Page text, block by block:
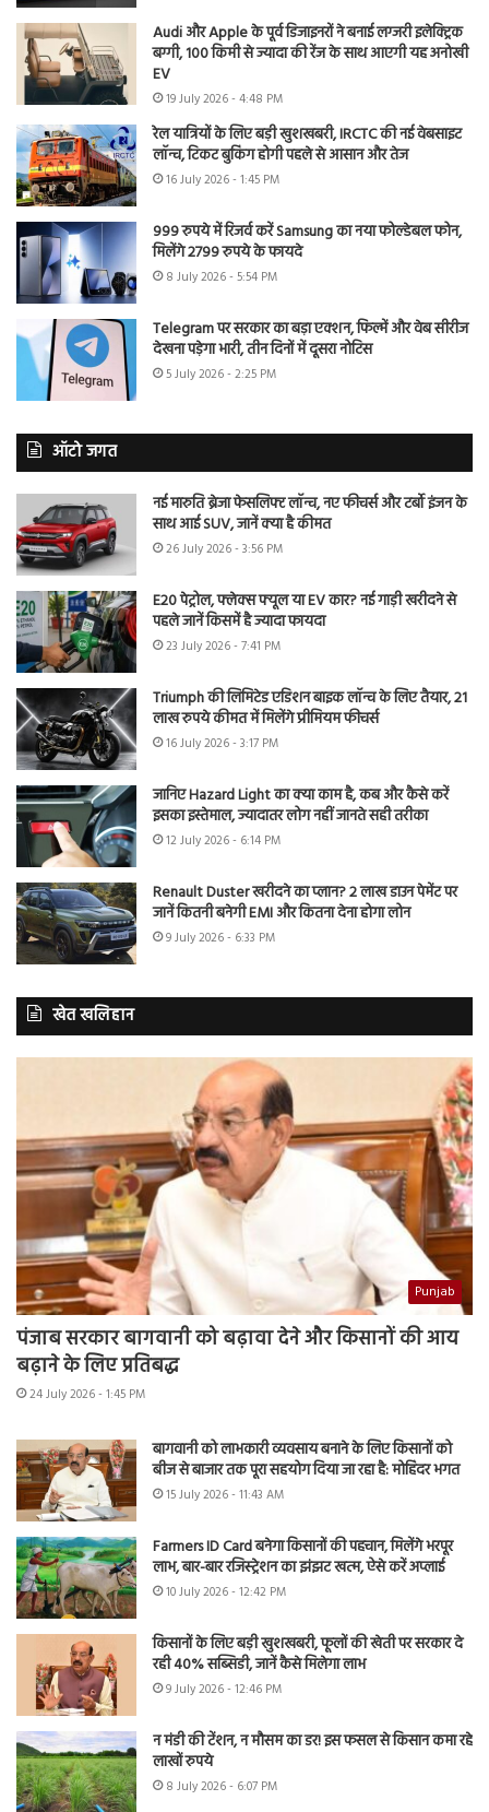
Audi और Apple के पूर्व डिजाइनरों ने बनाई लग्जरी इलेक्ट्रिक
बग्गी, 100 किमी से ज्यादा की रेंज के साथ आएगी यह अनोखी
EV
19 July 2026 - 4:48 PM
रेल यात्रियों के लिए बड़ी खुशखबरी, IRCTC की नई वेबसाइट
लॉन्च, टिकट बुकिंग होगी पहले से आसान और तेज
16 July 2026 - 1:45 PM
999 रुपये में रिजर्व करें Samsung का नया फोल्डेबल फोन,
मिलेंगे 2799 रुपये के फायदे
8 July 2026 - 5:54 PM
Telegram पर सरकार का बड़ा एक्शन, फिल्में और वेब सीरीज
देखना पड़ेगा भारी, तीन दिनों में दूसरा नोटिस
5 July 2026 - 2:25 PM
ऑटो जगत
नई मारुति ब्रेजा फेसलिफ्ट लॉन्च, नए फीचर्स और टर्बो इंजन के
साथ आई SUV, जानें क्या है कीमत
26 July 2026 - 3:56 PM
E20 पेट्रोल, फ्लेक्स फ्यूल या EV कार? नई गाड़ी खरीदने से
पहले जानें किसमें है ज्यादा फायदा
23 July 2026 - 7:41 PM
Triumph की लिमिटेड एडिशन बाइक लॉन्च के लिए तैयार, 21
लाख रुपये कीमत में मिलेंगे प्रीमियम फीचर्स
16 July 2026 - 3:17 PM
जानिए Hazard Light का क्या काम है, कब और कैसे करें
इसका इस्तेमाल, ज्यादातर लोग नहीं जानते सही तरीका
12 July 2026 - 6:14 PM
Renault Duster खरीदने का प्लान? 2 लाख डाउन पेमेंट पर
जानें कितनी बनेगी EMI और कितना देना होगा लोन
9 July 2026 - 6:33 PM
खेत खलिहान
Punjab
पंजाब सरकार बागवानी को बढ़ावा देने और किसानों की आय
बढ़ाने के लिए प्रतिबद्ध
24 July 2026 - 1:45 PM
बागवानी को लाभकारी व्यवसाय बनाने के लिए किसानों को
बीज से बाजार तक पूरा सहयोग दिया जा रहा है: मोहिंदर भगत
15 July 2026 - 11:43 AM
Farmers ID Card बनेगा किसानों की पहचान, मिलेंगे भरपूर
लाभ, बार-बार रजिस्ट्रेशन का झंझट खत्म, ऐसे करें अप्लाई
10 July 2026 - 12:42 PM
किसानों के लिए बड़ी खुशखबरी, फूलों की खेती पर सरकार दे
रही 40% सब्सिडी, जानें कैसे मिलेगा लाभ
9 July 2026 - 12:46 PM
न मंडी की टेंशन, न मौसम का डर! इस फसल से किसान कमा रहे
लाखों रुपये
8 July 2026 - 6:07 PM